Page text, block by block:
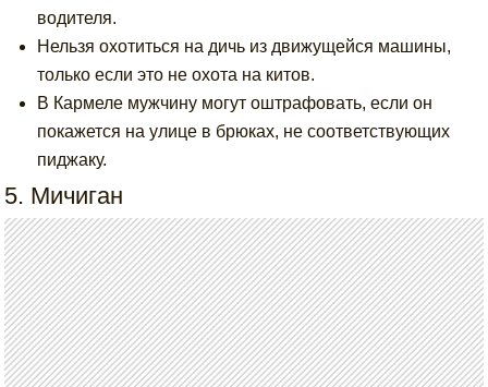
водителя.
Нельзя охотиться на дичь из движущейся машины,
только если это не охота на китов.
В Кармеле мужчину могут оштрафовать, если он
покажется на улице в брюках, не соответствующих
пиджаку.
5. Мичиган